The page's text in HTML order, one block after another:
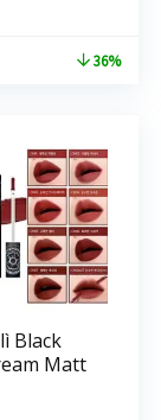
36%
Black
Matt